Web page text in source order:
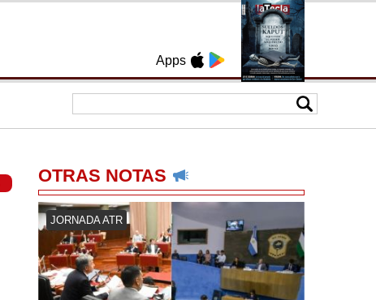
Apps
OTRAS NOTAS
JORNADA ATR